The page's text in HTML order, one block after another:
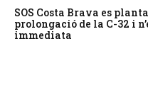
SOS Costa Brava es
prolongació de la C-32 i
immediata